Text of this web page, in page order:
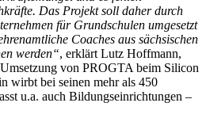
Das Projekt soll daher durch
für Grundschulen umgesetzt
Coaches aus sächsischen
werden“, erklärt Lutz Hoffmann,
von PROGTA beim Silicon
wirbt bei seinen mehr als 450
u.a. auch Bildungseinrichtungen –